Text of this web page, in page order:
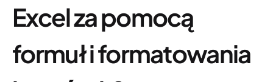
Excel za pomocą
formuł i formatowania